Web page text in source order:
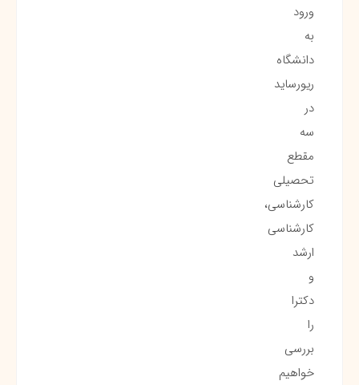
ورود
به
دانشگاه
ریورساید
در
سه
مقطع
تحصیلی
کارشناسی،
کارشناسی
ارشد
و
دکترا
را
بررسی
خواهیم